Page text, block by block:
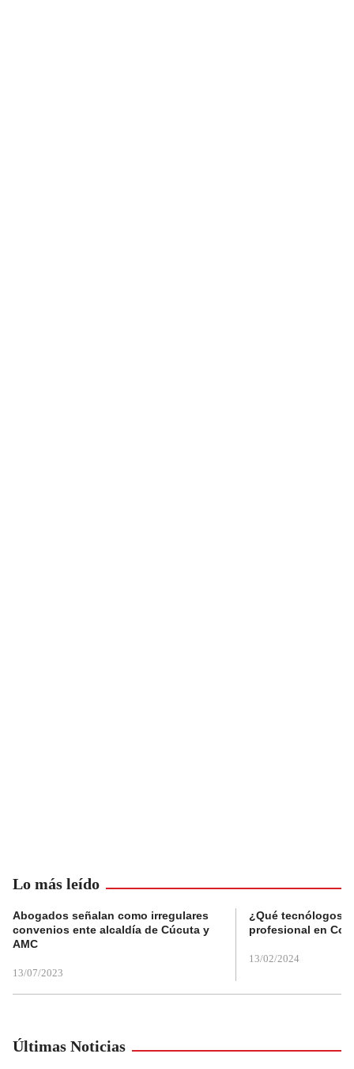
Lo más leído
Abogados señalan como irregulares
convenios ente alcaldía de Cúcuta y
AMC
13/07/2023
¿Qué tecnólogos
profesional en
13/02/2024
Últimas Noticias